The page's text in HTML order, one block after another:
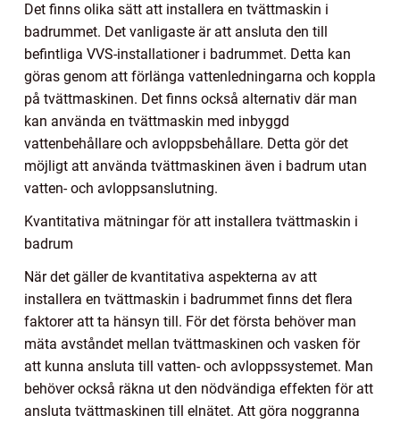
Det finns olika sätt att installera en tvättmaskin i
badrummet. Det vanligaste är att ansluta den till
befintliga VVS-installationer i badrummet. Detta kan
göras genom att förlänga vattenledningarna och koppla
på tvättmaskinen. Det finns också alternativ där man
kan använda en tvättmaskin med inbyggd
vattenbehållare och avloppsbehållare. Detta gör det
möjligt att använda tvättmaskinen även i badrum utan
vatten- och avloppsanslutning.
Kvantitativa mätningar för att installera tvättmaskin i
badrum
När det gäller de kvantitativa aspekterna av att
installera en tvättmaskin i badrummet finns det flera
faktorer att ta hänsyn till. För det första behöver man
mäta avståndet mellan tvättmaskinen och vasken för
att kunna ansluta till vatten- och avloppssystemet. Man
behöver också räkna ut den nödvändiga effekten för att
ansluta tvättmaskinen till elnätet. Att göra noggranna